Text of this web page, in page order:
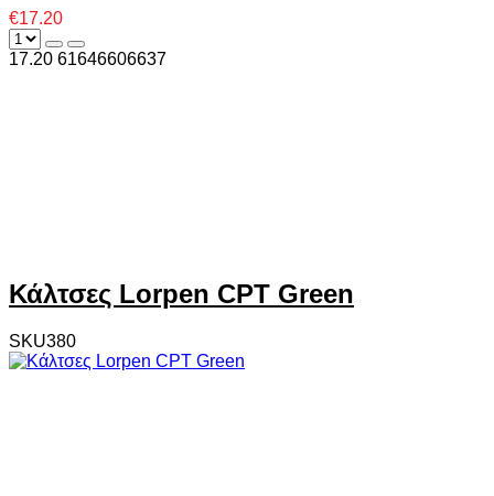
€17.20
17.20 61646606637
Κάλτσες Lorpen CPT Green
SKU380